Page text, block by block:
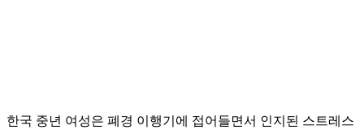
한국 중년 여성은 폐경 이행기에 접어들면서 인지된 스트레스